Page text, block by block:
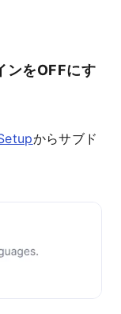
ンをOFFにす
からサブド